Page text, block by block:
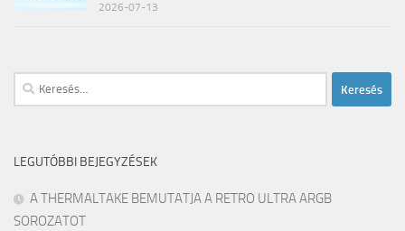
2026-07-13
Keresés:
LEGUTÓBBI BEJEGYZÉSEK
A THERMALTAKE BEMUTATJA A RETRO ULTRA ARGB
SOROZATOT